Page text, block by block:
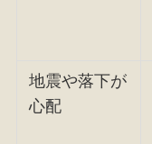
地震や落下が
心配